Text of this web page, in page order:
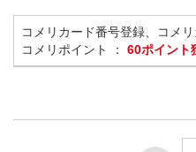
コメリカード番号登録、コメ
コメリポイント ： 60ポイント